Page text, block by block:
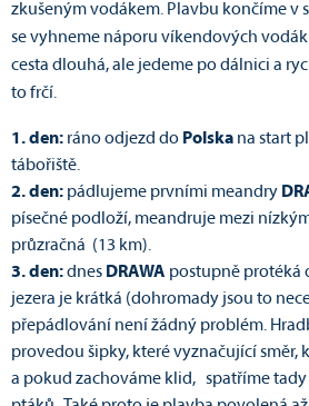
zkušeným vodákem. Plavbu končíme v
se vyhneme náporu víkendových
cesta dlouhá, ale jedeme po dálnici a
to frčí.
1. den: ráno odjezd do Polska na start
tábořiště.
2. den: pádlujeme prvními meandry
písečné podloží, meandruje mezi
průzračná (13 km).
3. den:dnes DRAWA postupně protéká
jezera je krátká (dohromady jsou to
přepádlování není žádný problém.
provedou šipky, které vyznačující směr,
a pokud zachováme klid, spatříme